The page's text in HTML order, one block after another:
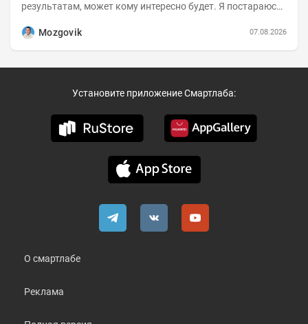
результатам, может кому интересно будет. Я постараюсь
Mozgovik
07.08.2026
Установите приложение Смартлаба:
О смартлабе
Реклама